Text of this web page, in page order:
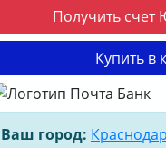
Получить
Купить в
Ваш город: Краснодар